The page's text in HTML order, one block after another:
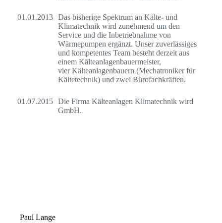
01.01.2013 Das bisherige Spektrum an Kälte- und
Klimatechnik wird zunehmend um den
Service und die Inbetriebnahme von
Wärmepumpen ergänzt. Unserzuverlässiges
und kompetentes Team besteht derzeit aus
einem Kälteanlagenbauermeister,
vier Kälteanlagenbauern (Mechatroniker für
Kältetechnik) und zwei Bürofachkräften.
01.07.2015 Die Firma Kälteanlagen Klimatechnik wird
GmbH.
Paul Lange